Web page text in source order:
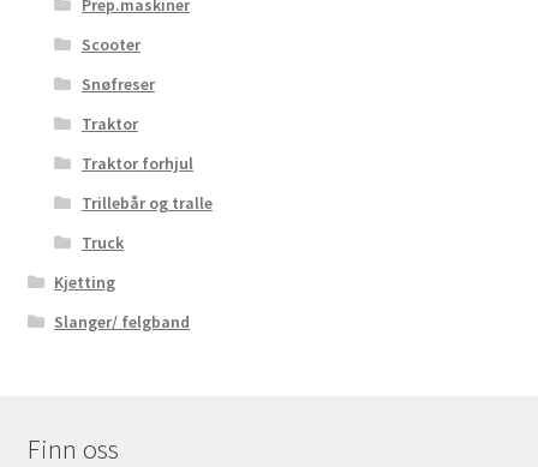
Prep.maskiner
Scooter
Snøfreser
Traktor
Traktor forhjul
Trillebår og tralle
Truck
Kjetting
Slanger/ felgband
Finn oss